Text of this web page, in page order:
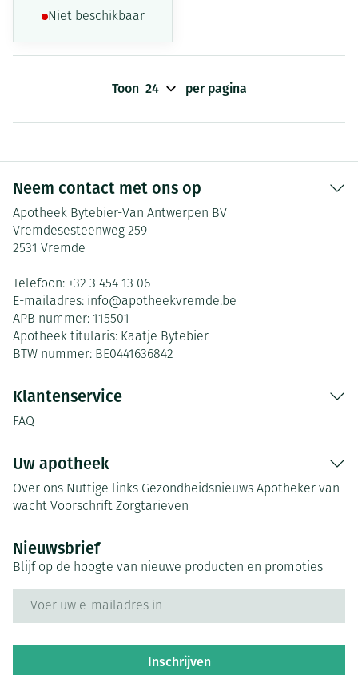
Niet beschikbaar
Toon per pagina
Neem contact met ons op
Apotheek Bytebier-Van Antwerpen BV
Vremdesesteenweg 259
2531 Vremde
Telefoon: +32 3 454 13 06
E-mailadres: info@apotheekvremde.be
APB nummer: 115501
Apotheek titularis: Kaatje Bytebier
BTW nummer: BE0441636842
Klantenservice
FAQ
Uw apotheek
Over ons Nuttige links Gezondheidsnieuws Apotheker van
wacht Voorschrift Zorgtarieven
Nieuwsbrief
Blijf op de hoogte van nieuwe producten en promoties
Inschrijven